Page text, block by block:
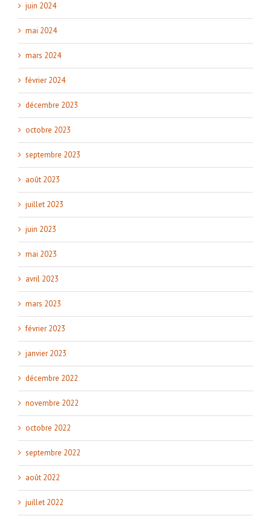
juin 2024
mai 2024
mars 2024
février 2024
décembre 2023
octobre 2023
septembre 2023
août 2023
juillet 2023
juin 2023
mai 2023
avril 2023
mars 2023
février 2023
janvier 2023
décembre 2022
novembre 2022
octobre 2022
septembre 2022
août 2022
juillet 2022